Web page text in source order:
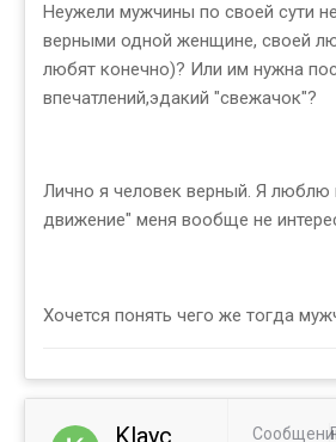
Неужели мужчины по своей сути
верными одной женщине, своей
любят конечно)? Или им нужна
впечатлений,эдакий "свежачок"?
Лично я человек верный. Я люблю
движение" меня вообще не
Хочется понять чего же тогда
Klayc